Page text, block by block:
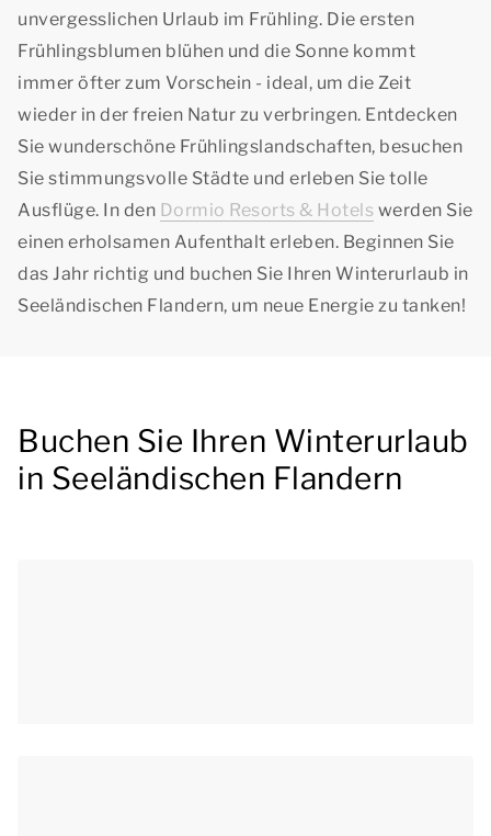
unvergesslichen Urlaub im Frühling. Die ersten
Frühlingsblumen blühen und die Sonne kommt
immer öfter zum Vorschein - ideal, um die Zeit
wieder in der freien Natur zu verbringen. Entdecken
Sie wunderschöne Frühlingslandschaften, besuchen
Sie stimmungsvolle Städte und erleben Sie tolle
Ausflüge. In den Dormio Resorts & Hotels werden Sie
einen erholsamen Aufenthalt erleben. Beginnen Sie
das Jahr richtig und buchen Sie Ihren Winterurlaub in
Seeländischen Flandern, um neue Energie zu tanken!
Buchen Sie Ihren Winterurlaub
in Seeländischen Flandern